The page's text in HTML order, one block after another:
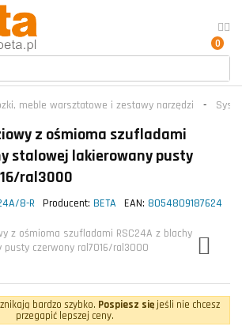
0
meble warsztatowe i zestawy narzędzi
z ośmioma szufladami
stalowej lakierowany pusty
ral3000
8-R Producent: BETA EAN: 8054809187624
bardzo szybko. Pospiesz sięjeśli nie chcesz
przegapić lepszej ceny.